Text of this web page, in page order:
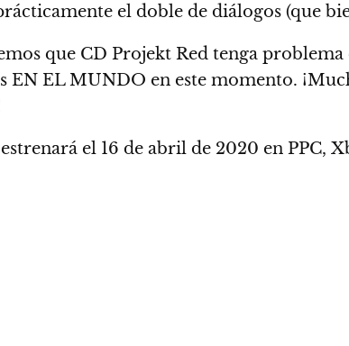
el doble de diálogos (que
que CD Projekt Red tenga
EN EL MUNDO en este momento.
estrenará el 16 de abril de 2020 en PPC,